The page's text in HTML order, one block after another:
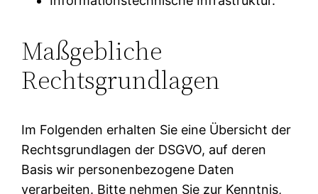
Maßgebliche
Rechtsgrundlagen
Im Folgenden erhalten Sie eine Übersicht der
Rechtsgrundlagen der DSGVO, auf deren
Basis wir personenbezogene Daten
verarbeiten. Bitte nehmen Sie zur Kenntnis,